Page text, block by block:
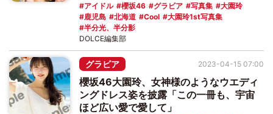
アイドル 櫻坂46 グラビア 写真集
大園玲
鹿児島
北海道 Cool
大園玲1st写真集
半分光、半分影
DOLCE編集部
グラビア
櫻坂46大園玲、女神様のようなウエディ
ングドレス姿を披露「この一冊も、宇宙
ほど広い愛で愛して」
2023-04-15 07:00